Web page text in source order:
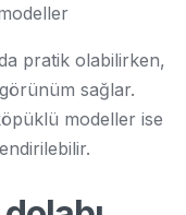
pratik olabilirken,
sağlar.
modeller ise